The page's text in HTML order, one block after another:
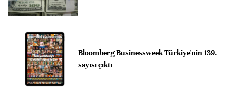
Bloomberg Businessweek Türkiye'nin 139.
sayısı çıktı